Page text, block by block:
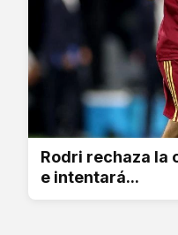
Rodri rechaza la
e intentará...